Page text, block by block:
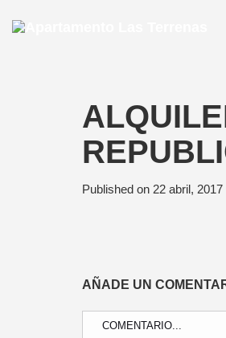
Published on 22 abril, 2017
AÑADE UN